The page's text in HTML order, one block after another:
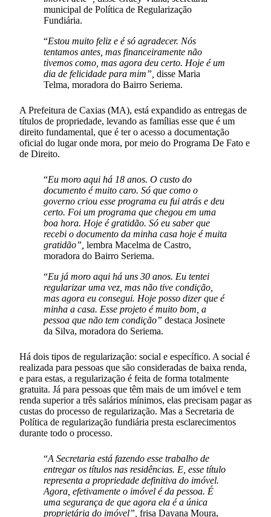
municipal de Política de Regularização
Fundiária.
“Estou muito feliz e é só agradecer. Nós
tentamos antes, mas financeiramente não
tivemos como, mas agora deu certo. Hoje é um
dia de felicidade para mim”, disse Maria
Telma, moradora do Bairro Seriema.
A Prefeitura de Caxias (MA), está expandido as entregas de
títulos de propriedade, levando as famílias esse que é um
direito fundamental, que é ter o acesso a documentação
oficial do lugar onde mora, por meio do Programa De Fato e
de Direito.
“Eu moro aqui há 18 anos. O custo do
documento é muito caro. Só que como o
governo criou esse programa eu fui atrás e deu
certo. Foi um programa que chegou em uma
boa hora. Hoje é gratidão. Só eu saber que
recebi o documento da minha casa hoje é muita
gratidão”, lembra Macelma de Castro,
moradora do Bairro Seriema.
“Eu já moro aqui há uns 30 anos. Eu tentei
regularizar uma vez, mas não tive condição,
mas agora eu consegui. Hoje posso dizer que é
minha a casa. Esse projeto é muito bom, a
pessoa que não tem condição” destaca Josinete
da Silva, moradora do Seriema.
Há dois tipos de regularização: social e específico. A social é
realizada para pessoas que são consideradas de baixa renda,
e para estas, a regularização é feita de forma totalmente
gratuita. Já para pessoas que têm mais de um imóvel e tem
renda superior a três salários mínimos, elas precisam pagar as
custas do processo de regularização. Mas a Secretaria de
Política de regularização fundiária presta esclarecimentos
durante todo o processo.
“A Secretaria está fazendo esse trabalho de
entregar os títulos nas residências. E, esse título
representa a propriedade definitiva do imóvel.
Agora, efetivamente o imóvel é da pessoa. É
uma segurança de que agora ela é a única
proprietária do imóvel”, frisa Dayana Moura,